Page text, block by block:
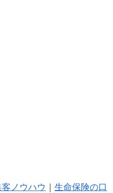
ノウハウ
生命保険の口